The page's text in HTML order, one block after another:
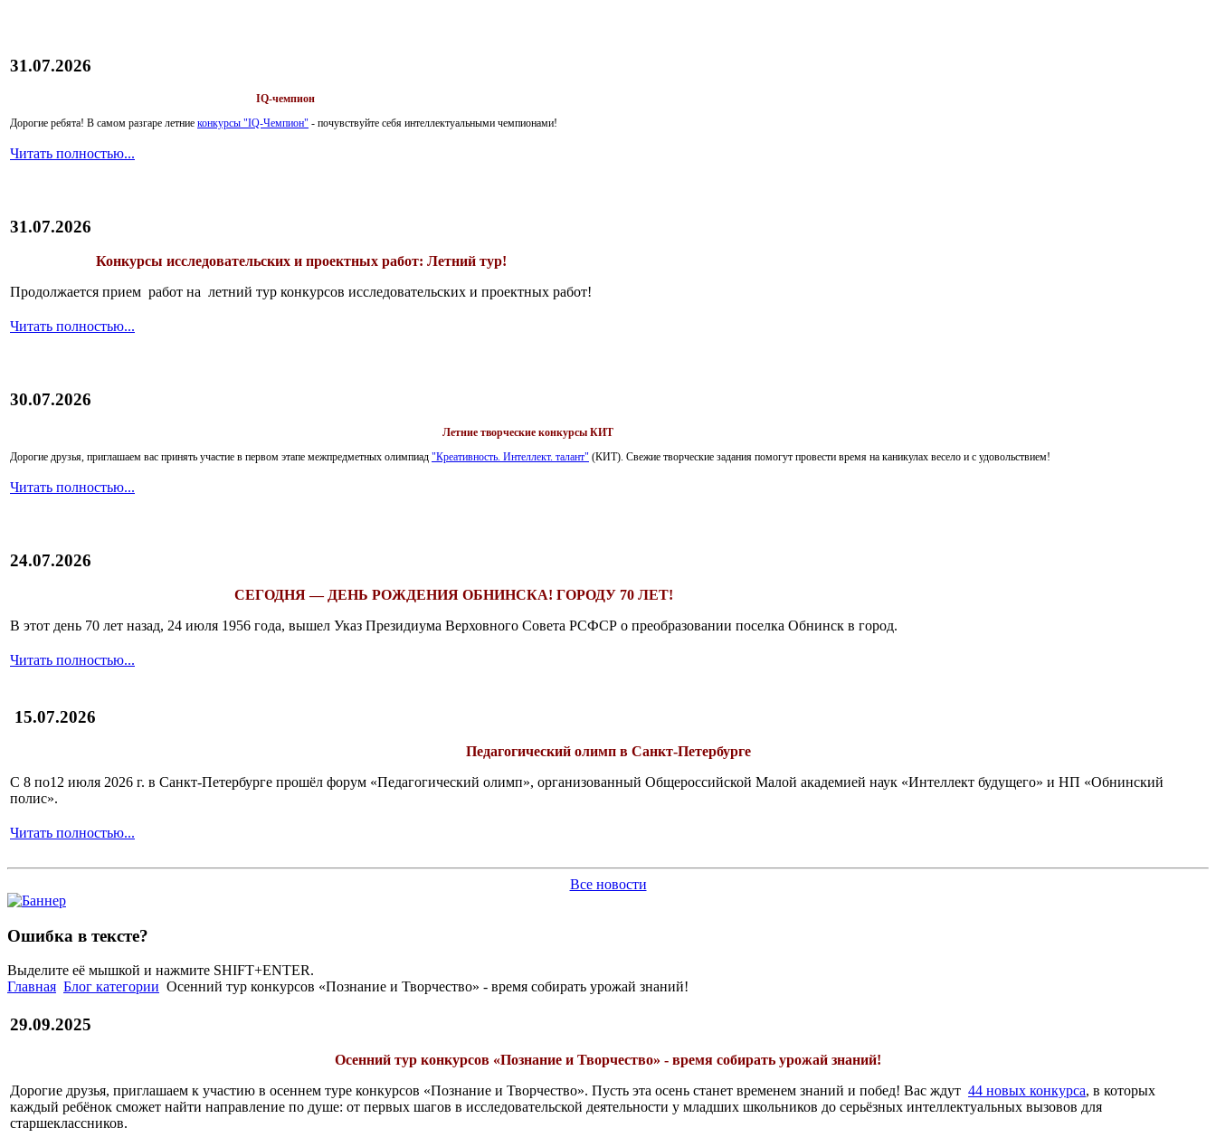
31.07.2026
IQ-чемпион
Дорогие ребята! В самом разгаре летние конкурсы "IQ-Чемпион" - почувствуйте себя интеллектуальными чемпионами!
Читать полностью...
31.07.2026
Конкурсы исследовательских и проектных работ: Летний тур!
Продолжается прием работ на летний тур конкурсов исследовательских и проектных работ!
Читать полностью...
30.07.2026
Летние творческие конкурсы КИТ
Дорогие друзья, приглашаем вас принять участие в первом этапе межпредметных олимпиад "Креативность. Интеллект. талант" (КИТ). Свежие творческие задания помогут провести время на каникулах весело и с удовольствием!
Читать полностью...
24.07.2026
СЕГОДНЯ — ДЕНЬ РОЖДЕНИЯ ОБНИНСКА! ГОРОДУ 70 ЛЕТ!
В этот день 70 лет назад, 24 июля 1956 года, вышел Указ Президиума Верховного Совета РСФСР о преобразовании поселка Обнинск в город.
Читать полностью...
15.07.2026
Педагогический олимп в Санкт-Петербурге
С 8 по12 июля 2026 г. в Санкт-Петербурге прошёл форум «Педагогический олимп», организованный Общероссийской Малой академией наук «Интеллект будущего» и НП «Обнинский
полис».
Читать полностью...
Все новости
Ошибка в тексте?
Выделите её мышкой и нажмите SHIFT+ENTER.
Главная Блог категории Осенний тур конкурсов «Познание и Творчество» - время собирать урожай знаний!
29.09.2025
Осенний тур конкурсов «Познание и Творчество» - время собирать урожай знаний!
Дорогие друзья, приглашаем к участию в осеннем туре конкурсов «Познание и Творчество». Пусть эта осень станет временем знаний и побед! Вас ждут 44 новых конкурса, в которых
каждый ребёнок сможет найти направление по душе: от первых шагов в исследовательской деятельности у младших школьников до серьёзных интеллектуальных вызовов для
старшеклассников.